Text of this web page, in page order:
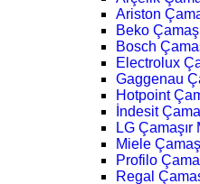
Ariston
Beko
Bosch
Electrolux
Gaggenau
Hotpoint
İndesit
LG
Miele
Profilo
Regal